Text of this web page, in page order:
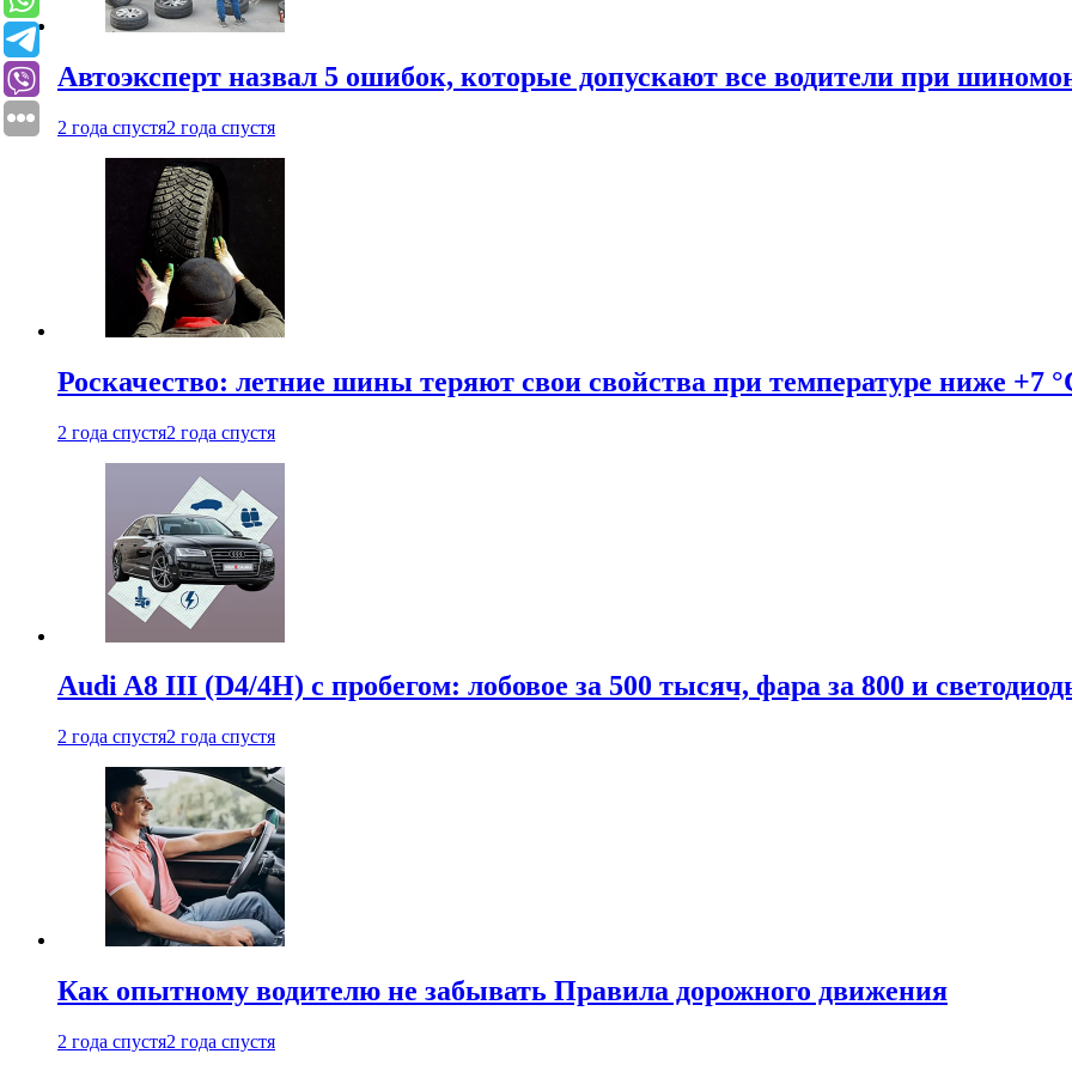
Автоэксперт назвал 5 ошибок, которые допускают все водители при
2 года спустя2 года спустя
Роскачество: летние шины теряют свои свойства при температуре ниже +7
2 года спустя2 года спустя
Audi A8 III (D4/4H) c пробегом: лобовое за 500 тысяч, фара за 800 и
2 года спустя2 года спустя
Как опытному водителю не забывать Правила дорожного движения
2 года спустя2 года спустя